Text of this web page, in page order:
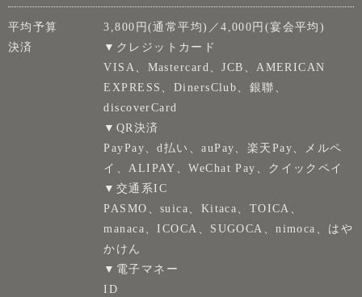
平均予算
3,800円(通常平均)／4,000円(宴会平均)
決済
▼クレジットカード
VISA、Mastercard、JCB、AMERICAN
EXPRESS、DinersClub、銀聯、
discoverCard
▼QR決済
PayPay、d払い、auPay、楽天Pay、メルペ
イ、ALIPAY、WeChat Pay、クイックペイ
▼交通系IC
PASMO、suica、Kitaca、TOICA、
manaca、ICOCA、SUGOCA、nimoca、はや
かけん
▼電子マネー
ID